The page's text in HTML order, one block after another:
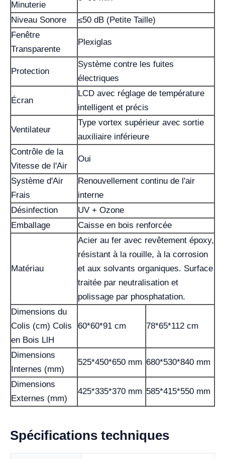
Minuterie
Niveau Sonore
≤50 dB (Petite Taille)
Fenêtre
Transparente
Plexiglas
Protection
Système contre les fuites
électriques
Écran
LCD avec réglage de température
intelligent et précis
Ventilateur
Type vortex supérieur avec sortie
auxiliaire inférieure
Contrôle de la
Vitesse de l'Air
Oui
Système d'Air
Frais
Renouvellement continu de l'air
interne
Désinfection
UV + Ozone
Emballage
Caisse en bois renforcée
Matériau
Acier au fer avec revêtement époxy,
résistant à la rouille, à la corrosion
et aux solvants organiques. Surface
traitée par neutralisation et
polissage par phosphatation.
Dimensions du
Colis (cm) Colis
en Bois LlH
60*60*91 cm 78*65*112 cm
Dimensions
Internes (mm)
525*450*650 mm 680*530*840 mm
Dimensions
Externes (mm)
425*335*370 mm 585*415*550 mm
Spécifications techniques